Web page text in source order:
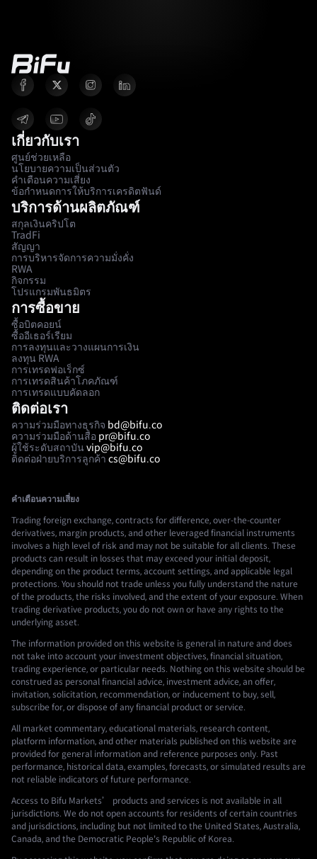
เกี่ยวกับเรา
ศูนย์ช่วยเหลือ
นโยบายความเป็นส่วนตัว
คำเตือนความเสี่ยง
ข้อกำหนดการให้บริการเครดิตฟันด์
บริการด้านผลิตภัณฑ์
สกุลเงินคริปโต
TradFi
สัญญา
การบริหารจัดการความมั่งคั่ง
RWA
กิจกรรม
โปรแกรมพันธมิตร
การซื้อขาย
ซื้อบิตคอยน์
ซื้ออีเธอร์เรียม
การลงทุนและวางแผนการเงิน
ลงทุน RWA
การเทรดฟอเร็กซ์
การเทรดสินค้าโภคภัณฑ์
การเทรดแบบคัดลอก
ติดต่อเรา
ความร่วมมือทางธุรกิจ bd@bifu.co
ความร่วมมือด้านสื่อ pr@bifu.co
ผู้ใช้ระดับสถาบัน vip@bifu.co
ติดต่อฝ่ายบริการลูกค้า cs@bifu.co
คำเตือนความเสี่ยง
Trading foreign exchange, contracts for difference, over-the-counter
derivatives, margin products, and other leveraged financial instruments
involves a high level of risk and may not be suitable for all clients. These
products can result in losses that may exceed your initial deposit,
depending on the product terms, account settings, and applicable legal
protections. You should not trade unless you fully understand the nature
of the products, the risks involved, and the extent of your exposure. When
trading derivative products, you do not own or have any rights to the
underlying asset.
The information provided on this website is general in nature and does
not take into account your investment objectives, financial situation,
trading experience, or particular needs. Nothing on this website should be
construed as personal financial advice, investment advice, an offer,
invitation, solicitation, recommendation, or inducement to buy, sell,
subscribe for, or dispose of any financial product or service.
All market commentary, educational materials, research content,
platform information, and other materials published on this website are
provided for general information and reference purposes only. Past
performance, historical data, examples, forecasts, or simulated results are
not reliable indicators of future performance.
Access to Bifu Markets’ products and services is not available in all
jurisdictions. We do not open accounts for residents of certain countries
and jurisdictions, including but not limited to the United States, Australia,
Canada, and the Democratic People's Republic of Korea.